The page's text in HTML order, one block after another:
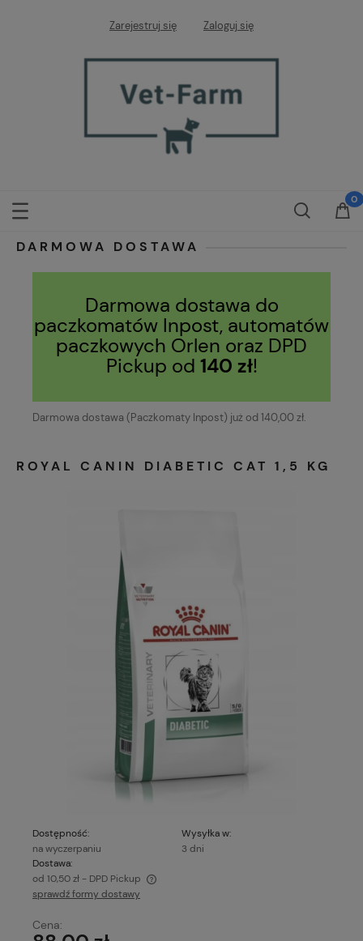
Zarejestruj się Zaloguj się
DARMOWA DOSTAWA
Darmowa dostawa do
paczkomatów Inpost, automatów
paczkowych Orlen oraz DPD
Pickup od 140 zł!
Darmowa dostawa (Paczkomaty Inpost) już od 140,00 zł.
ROYAL CANIN DIABETIC CAT 1,5 KG
Dostępność:
na wyczerpaniu
Wysyłka w:
3 dni
Dostawa:
od 10,50 zł - DPD Pickup
Cena nie zawiera ewentualnych kosztów płatności
sprawdź formy dostawy
Cena: